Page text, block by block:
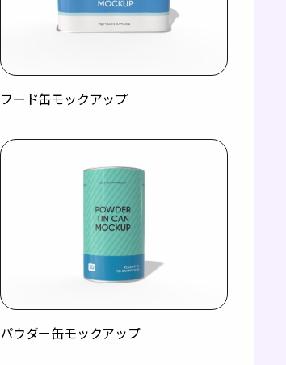
フード缶モックアップ
パウダー缶モックアップ